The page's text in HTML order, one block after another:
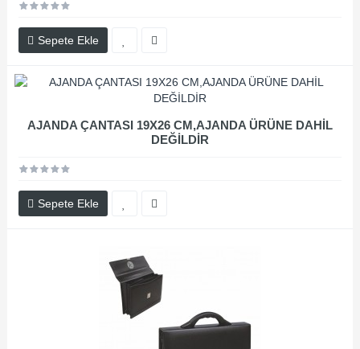
Sepete Ekle
AJANDA ÇANTASI 19X26 CM,AJANDA ÜRÜNE DAHİL
DEĞİLDİR
Sepete Ekle